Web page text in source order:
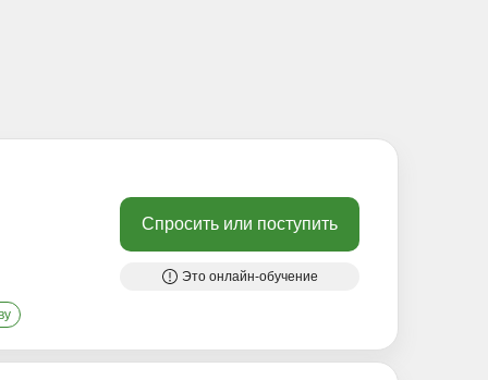
Спросить или поступить
Это онлайн-обучение